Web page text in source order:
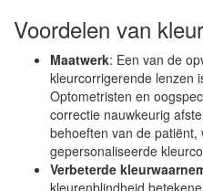
Voordelen van
Maatwerk: Een van de
kleurcorrigerende lenzen
Optometristen en
correctie nauwkeurig
behoeften van de patiënt,
gepersonaliseerde
Verbeterde
kleurenblindheid